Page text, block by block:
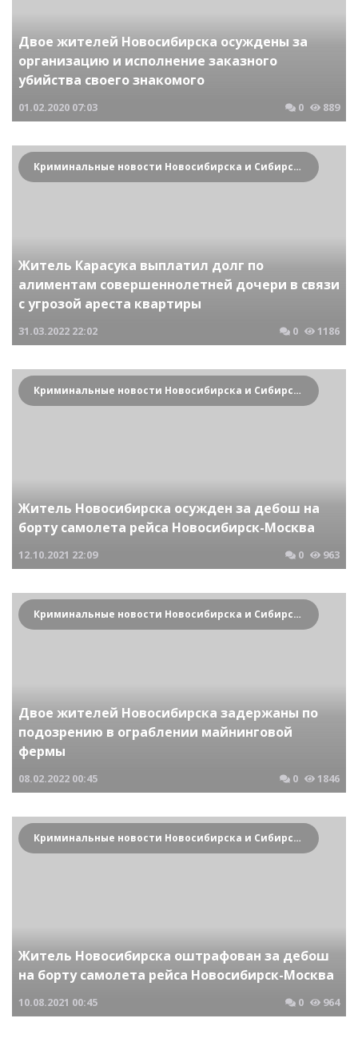
Двое жителей Новосибирска осуждены за
организацию и исполнение заказного
убийства своего знакомого
01.02.2020 07:03 0 889
Криминальные новости Новосибирска и Сибирского региона
Житель Карасука выплатил долг по
алиментам совершеннолетней дочери в связи
с угрозой ареста квартиры
31.03.2022 22:02 0 1186
Криминальные новости Новосибирска и Сибирского региона
Житель Новосибирска осужден за дебош на
борту самолета рейса Новосибирск-Москва
12.10.2021 22:09 0 963
Криминальные новости Новосибирска и Сибирского региона
Двое жителей Новосибирска задержаны по
подозрению в ограблении майнинговой
фермы
08.02.2022 00:45 0 1846
Криминальные новости Новосибирска и Сибирского региона
Житель Новосибирска оштрафован за дебош
на борту самолета рейса Новосибирск-Москва
10.08.2021 00:45 0 964